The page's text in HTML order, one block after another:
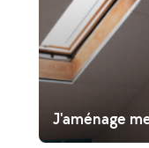
J'aménage